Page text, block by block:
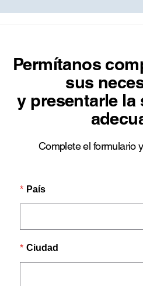
Permítanos
sus
y presentarle
Complete el formulario